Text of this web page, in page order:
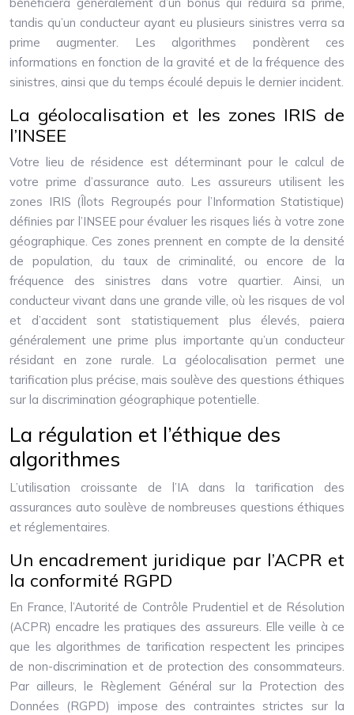
tandis qu’un conducteur ayant eu plusieurs sinistres verra sa
prime augmenter. Les algorithmes pondèrent ces
informations en fonction de la gravité et de la fréquence des
sinistres, ainsi que du temps écoulé depuis le dernier incident.
La géolocalisation et les zones IRIS de
l’INSEE
Votre lieu de résidence est déterminant pour le calcul de
votre prime d’assurance auto. Les assureurs utilisent les
zones IRIS (Îlots Regroupés pour l’Information Statistique)
définies par l’INSEE pour évaluer les risques liés à votre zone
géographique. Ces zones prennent en compte de la densité
de population, du taux de criminalité, ou encore de la
fréquence des sinistres dans votre quartier. Ainsi, un
conducteur vivant dans une grande ville, où les risques de vol
et d’accident sont statistiquement plus élevés, paiera
généralement une prime plus importante qu’un conducteur
résidant en zone rurale. La géolocalisation permet une
tarification plus précise, mais soulève des questions éthiques
sur la discrimination géographique potentielle.
La régulation et l’éthique des
algorithmes
L’utilisation croissante de l’IA dans la tarification des
assurances auto soulève de nombreuses questions éthiques
et réglementaires.
Un encadrement juridique par l’ACPR et
la conformité RGPD
En France, l’Autorité de Contrôle Prudentiel et de Résolution
(ACPR) encadre les pratiques des assureurs. Elle veille à ce
que les algorithmes de tarification respectent les principes
de non-discrimination et de protection des consommateurs.
Par ailleurs, le Règlement Général sur la Protection des
Données (RGPD) impose des contraintes strictes sur la